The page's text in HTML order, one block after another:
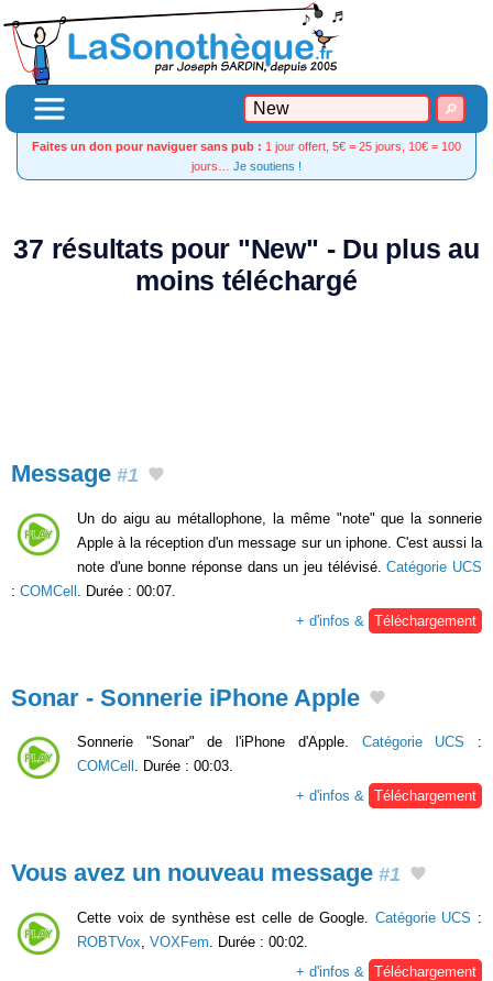
Faites un don pour naviguer sans pub : 1 jour offert, 5€ = 25 jours, 10€ = 100
jours… Je soutiens !
37 résultats pour "New" - Du plus au
moins téléchargé
Message #1
Un do aigu au métallophone, la même "note" que la sonnerie
Apple à la réception d'un message sur un iphone. C'est aussi la
note d'une bonne réponse dans un jeu télévisé.Catégorie UCS
: COMCell . Durée : 00:07.
+ d'infos &
Téléchargement
Sonar - Sonnerie iPhone Apple
Sonnerie "Sonar" de l'iPhone d'Apple. Catégorie UCS :
COMCell . Durée : 00:03.
+ d'infos & Téléchargement
Vous avez un nouveau message #1
Cette voix de synthèse est celle de Google. Catégorie UCS :
ROBTVox VOXFem . Durée : 00:02.
+ d'infos &
Téléchargement